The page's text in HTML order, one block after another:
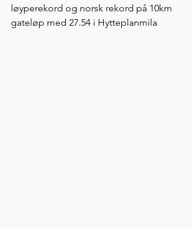
løyperekord og norsk rekord på 10km
gateløp med 27.54 i Hytteplanmila